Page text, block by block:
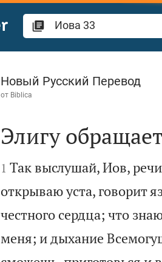
Иова 33
Новый Русский Перевод
от Biblica

Элигу

1 Так выслушай, Иов,
открываю уста, говорит
честного сердца; что
меня; и дыхание